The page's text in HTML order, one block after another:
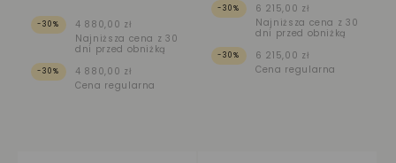
-30%
4 880,00 zł
Najniższa cena z 30
dni przed obniżką
-30%
4 880,00 zł
Cena regularna
-30%
6 215,00 zł
Najniższa cena z 30
dni przed obniżką
-30%
6 215,00 zł
Cena regularna